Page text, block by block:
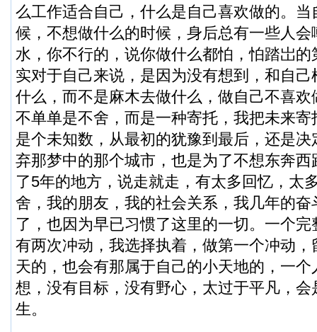
么工作适合自己，什么是自己喜欢做的。
候，不想做什么的时候，身后总有一些人
水，你不行的，说你做什么都怕，怕踏岀
实对于自己来说，是因为没有想到，和自
什么，而不是麻木去做什么，做自己不喜
不单单是不舍，而是一种寄托，我把未来
是个未知数，从最初的犹豫到最后，还是
弃那梦中的那个城市，也是为了不想东奔
了5年的地方，说走就走，有太多回忆，太
舍，我的朋友，我的社会关系，我几年的
了，也因为早已习惯了这里的一切。一个
有两次冲动，我选择执着，做第一个冲动
天的，也会有那属于自己的小天地的，一
想，没有目标，没有野心，太过于平凡，
生。